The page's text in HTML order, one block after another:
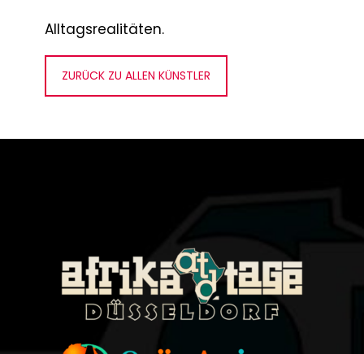
Alltagsrealitäten.
ZURÜCK ZU ALLEN KÜNSTLER